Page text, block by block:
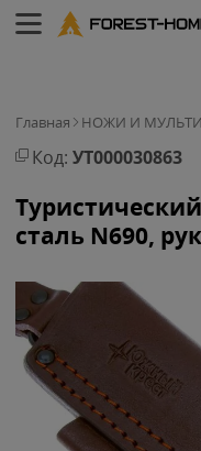
Главная НОЖИ И
Код: УТ000030863
сталь N690,